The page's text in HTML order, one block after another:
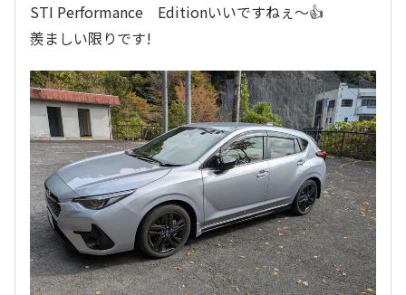
STI Performance Editionいいですねぇ〜👍
羨ましい限りです!